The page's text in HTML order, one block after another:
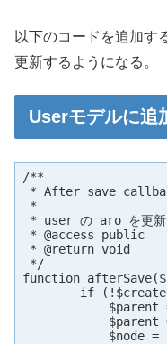
以下のコードを追加す
更新するようになる。
Userモデルに追
/**
* After save
*
* user の aro を更
* @access public
* @return void
*/
function
if
$parent
$parent
$node =